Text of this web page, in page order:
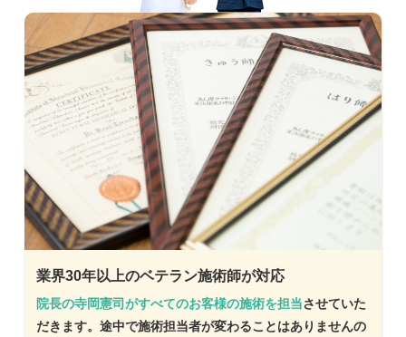
業界30年以上のベテラン施術師が対応
院長の寺岡憲司がすべてのお客様の施術を担当させていた
だきます。途中で施術担当者が変わることはありませんの